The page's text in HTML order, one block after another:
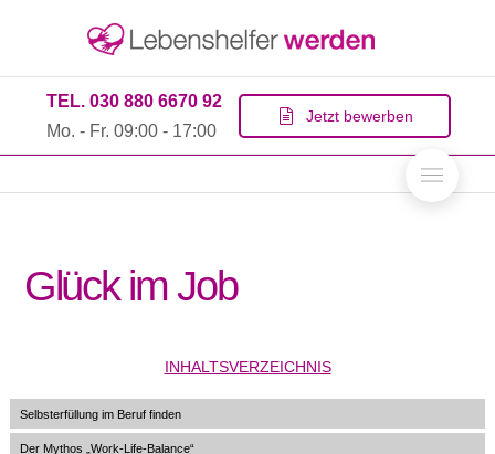
TEL. 030 880 6670 92
Mo. - Fr. 09:00 - 17:00
Jetzt bewerben
Glück im Job
INHALTSVERZEICHNIS
Selbsterfüllung im Beruf finden
Der Mythos „Work-Life-Balance“